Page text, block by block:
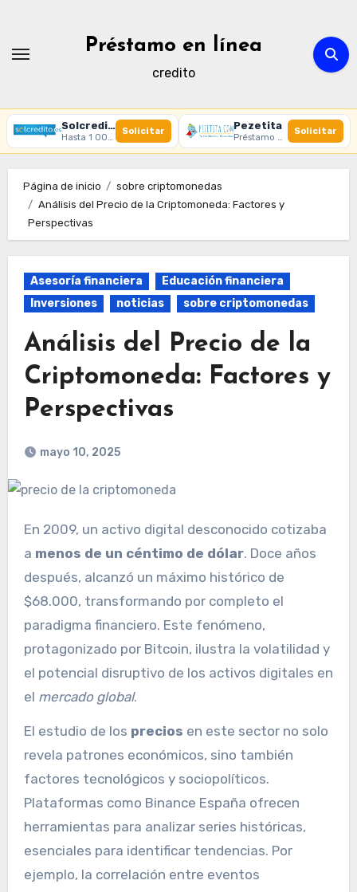
contenido
Préstamo en línea
credito
Solcredito
Hasta 1 000 € · 30 días · 100% online
Solicitar Pezetita
Préstamo online · Aprobación rápida
Solicitar
Página de inicio
sobre criptomonedas
Análisis del Precio de la Criptomoneda: Factores y
Perspectivas
Asesoría financiera
Educación financiera
Inversiones
noticias sobre criptomonedas
Análisis del Precio de la
Criptomoneda: Factores y
Perspectivas
mayo 10, 2025
En 2009, un activo digital desconocido cotizaba
a menos de un céntimo de dólar. Doce años
después, alcanzó un máximo histórico de
$68.000, transformando por completo el
paradigma financiero. Este fenómeno,
protagonizado por Bitcoin, ilustra la volatilidad y
el potencial disruptivo de los activos digitales en
el mercado global.
El estudio de los precios en este sector no solo
revela patrones económicos, sino también
factores tecnológicos y sociopolíticos.
Plataformas como Binance España ofrecen
herramientas para analizar series históricas,
esenciales para identificar tendencias. Por
ejemplo, la correlación entre eventos